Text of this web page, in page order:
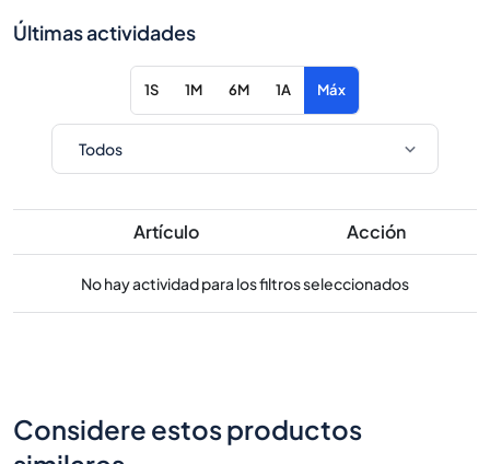
Últimas actividades
1S 1M 6M 1A Máx
Artículo Acción
No hay actividad para los filtros seleccionados
Considere estos productos